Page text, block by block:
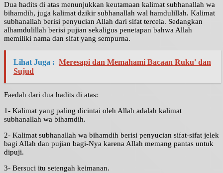
Dua hadits di atas menunjukkan keutamaan kalimat subhanallah wa
bihamdih, juga kalimat dzikir subhanallah wal hamdulillah. Kalimat
subhanallah berisi penyucian Allah dari sifat tercela. Sedangkan
alhamdulillah berisi pujian sekaligus penetapan bahwa Allah
memiliki nama dan sifat yang sempurna.
Lihat Juga : Meresapi dan Memahami Bacaan Ruku' dan
Sujud
Faedah dari dua hadits di atas:
1- Kalimat yang paling dicintai oleh Allah adalah kalimat
subhanallah wa bihamdih.
2- Kalimat subhanallah wa bihamdih berisi penyucian sifat-sifat jelek
bagi Allah dan pujian bagi-Nya karena Allah memang pantas untuk
dipuji.
3- Bersuci itu setengah keimanan.